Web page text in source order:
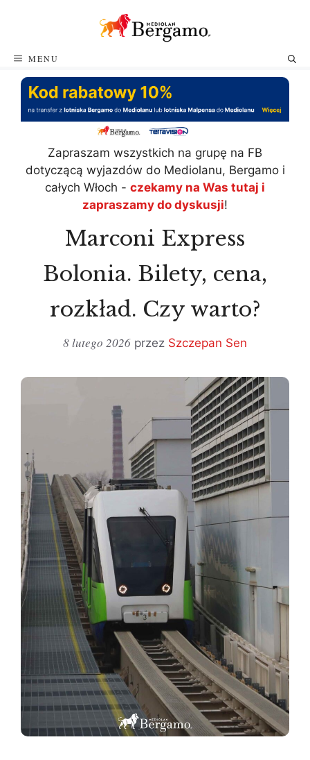
MENU
Zapraszam wszystkich na grupę na FB
dotyczącą wyjazdów do Mediolanu, Bergamo i
całych Włoch - czekamy na Was tutaj i
zapraszamy do dyskusji!
Marconi Express
Bolonia. Bilety, cena,
rozkład. Czy warto?
8 lutego 2026 przez Szczepan Sen